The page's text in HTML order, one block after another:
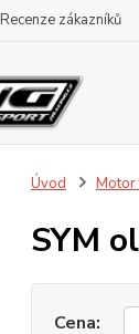
Recenze zákazníků
Úvod Motor
SYM
Cena: